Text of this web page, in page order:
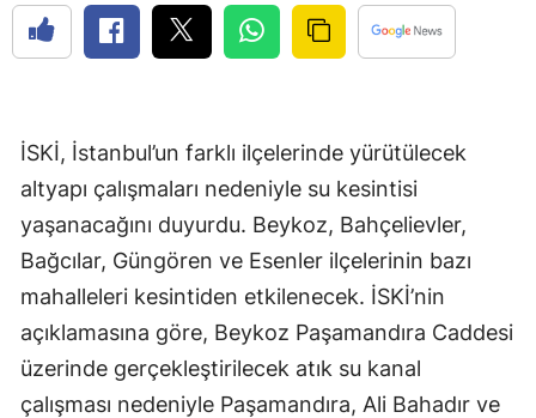
İSKİ, İstanbul’un farklı ilçelerinde yürütülecek
altyapı çalışmaları nedeniyle su kesintisi
yaşanacağını duyurdu. Beykoz, Bahçelievler,
Bağcılar, Güngören ve Esenler ilçelerinin bazı
mahalleleri kesintiden etkilenecek. İSKİ’nin
açıklamasına göre, Beykoz Paşamandıra Caddesi
üzerinde gerçekleştirilecek atık su kanal
çalışması nedeniyle Paşamandıra, Ali Bahadır ve